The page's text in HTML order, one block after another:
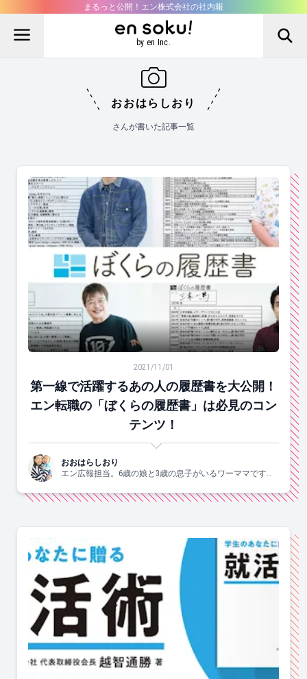
まるっと公開！エン株式会社の社内報
by en Inc.
おおはらしおり
さんが書いた記事一覧
第一線で活躍するあの人の履歴書を大公開！エン転職
2021/11/01
第一線で活躍するあの人の履歴書を大公開！
エン転職の「ぼくらの履歴書」は必見のコン
テンツ！
おおはらしおり
エン広報担当。6歳の娘と3歳の息子がいるワーママです。
芸、爆買、歌う、ジャニーズ。